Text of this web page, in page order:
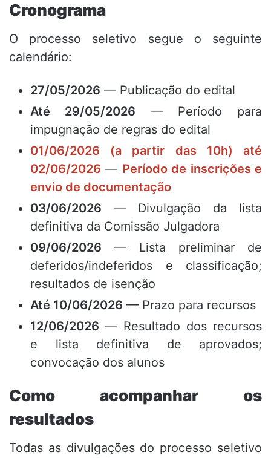
Cronograma
O processo seletivo segue o seguinte
calendário:
27/05/2026 — Publicação do edital
Até 29/05/2026 — Período para
impugnação de regras do edital
01/06/2026 (a partir das 10h) até
02/06/2026 — Período de inscrições e
envio de documentação
03/06/2026 — Divulgação da lista
definitiva da Comissão Julgadora
09/06/2026 — Lista preliminar de
deferidos/indeferidos e classificação;
resultados de isenção
Até 10/06/2026 — Prazo para recursos
12/06/2026 — Resultado dos recursos
e lista definitiva de aprovados;
convocação dos alunos
Como acompanhar os
resultados
Todas as divulgações do processo seletivo